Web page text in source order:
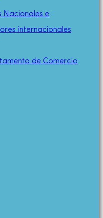
Nacionales e
internacionales
de Comercio